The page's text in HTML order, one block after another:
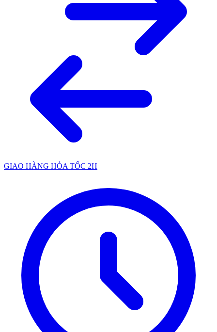
GIAO HÀNG HỎA TỐC 2H